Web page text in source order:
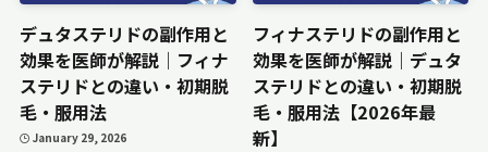
デュタステリドの副作用と
効果を医師が解説｜フィナ
ステリドとの違い・初期脱
毛・服用法
January 29, 2026
フィナステリドの副作用と
効果を医師が解説｜デュタ
ステリドとの違い・初期脱
毛・服用法【2026年最
新】